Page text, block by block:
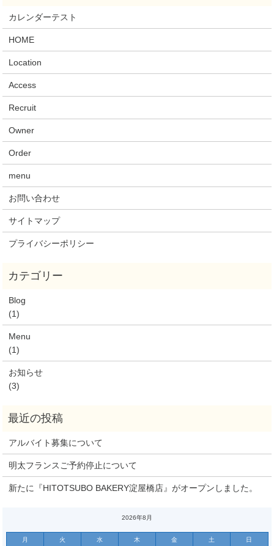
カレンダーテスト
HOME
Location
Access
Recruit
Owner
Order
menu
お問い合わせ
サイトマップ
プライバシーポリシー
Blog
(1)
Menu
(1)
お知らせ
(3)
アルバイト募集について
明太フランスご予約停止について
新たに『HITOTSUBO BAKERY淀屋橋店』がオープンしました。
2026年8月
月 火 水 木 金 土 日